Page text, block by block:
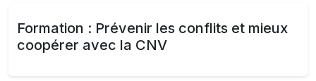
Formation : Prévenir les conflits et mieux
coopérer avec la CNV​